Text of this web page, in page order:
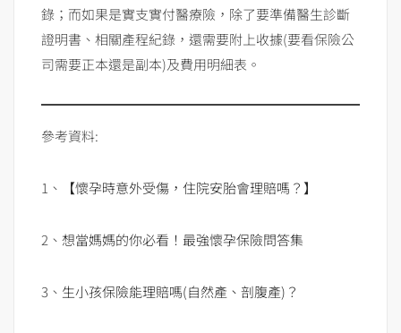
錄；而如果是實支實付醫療險，除了要準備醫生診斷
證明書、相關產程紀錄，還需要附上收據(要看保險公
司需要正本還是副本)及費用明細表。
參考資料:
1、 【懷孕時意外受傷，住院安胎會理賠嗎？】
2、 想當媽媽的你必看！最強懷孕保險問答集
3、 生小孩保險能理賠嗎(自然產、剖腹產)？